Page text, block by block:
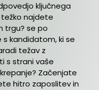
ključnega
najdete
trgu? se po
kandidatom, ki se
težav z
s strani vaše
Začenjate
hitro zaposlitev in